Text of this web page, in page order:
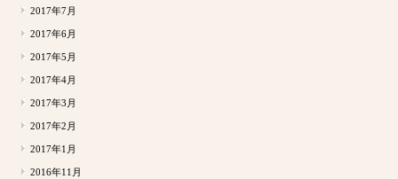
2017年7月
2017年6月
2017年5月
2017年4月
2017年3月
2017年2月
2017年1月
2016年11月